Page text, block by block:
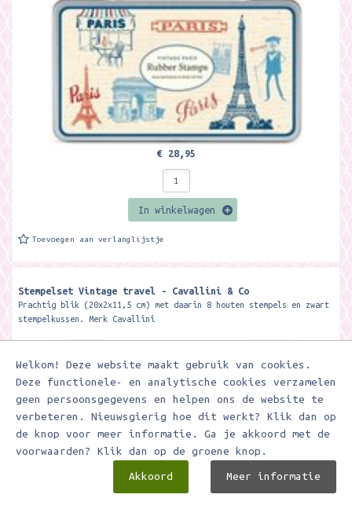
Welkom! Deze website maakt gebruik van cookies.
Deze functionele- en analytische cookies verzamelen
geen persoonsgegevens en helpen ons de website te
verbeteren. Nieuwsgierig hoe dit werkt? Klik dan op
de knop voor meer informatie. Ga je akkoord met de
voorwaarden? Klik dan op de groene knop.
Akkoord Meer informatie
€ 28,95
In winkelwagen
Toevoegen aan verlanglijstje
Stempelset Vintage travel - Cavallini & Co
Prachtig blik (20x2x11,5 cm) met daarin 8 houten stempels en zwart
stempelkussen. Merk Cavallini
€ 32,95 € 16,48